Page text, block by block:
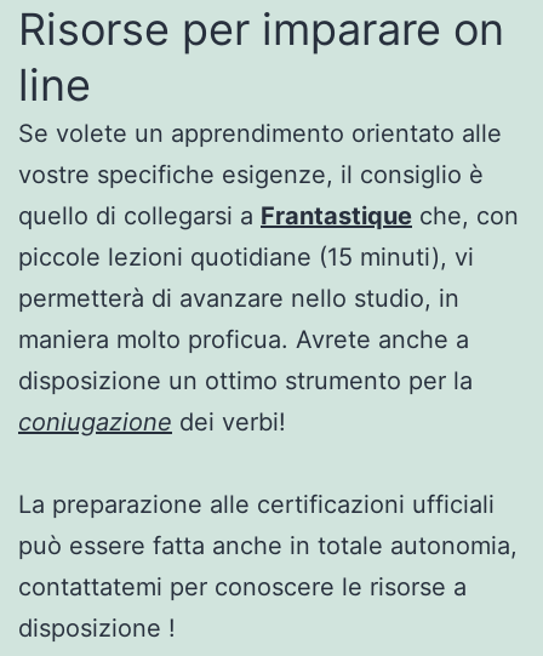
Risorse per imparare on
line
Se volete un apprendimento orientato alle
vostre specifiche esigenze, il consiglio è
quello di collegarsi a Frantastique che, con
piccole lezioni quotidiane (15 minuti), vi
permetterà di avanzare nello studio, in
maniera molto proficua. Avrete anche a
disposizione un ottimo strumento per la
coniugazione dei verbi!
La preparazione alle certificazioni ufficiali
può essere fatta anche in totale autonomia,
contattatemi per conoscere le risorse a
disposizione !